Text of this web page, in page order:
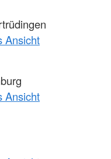
Ansicht
Ansicht